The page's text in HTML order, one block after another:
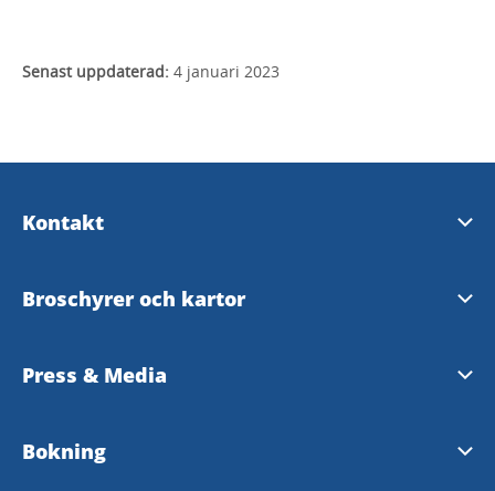
Senast uppdaterad: 4 januari 2023
Kontakt
Turistinformation
Företagsportal
Broschyrer och kartor
Turistbroschyr 2026
Press & Media
Pressrum på MyNewsDesk
Bokning